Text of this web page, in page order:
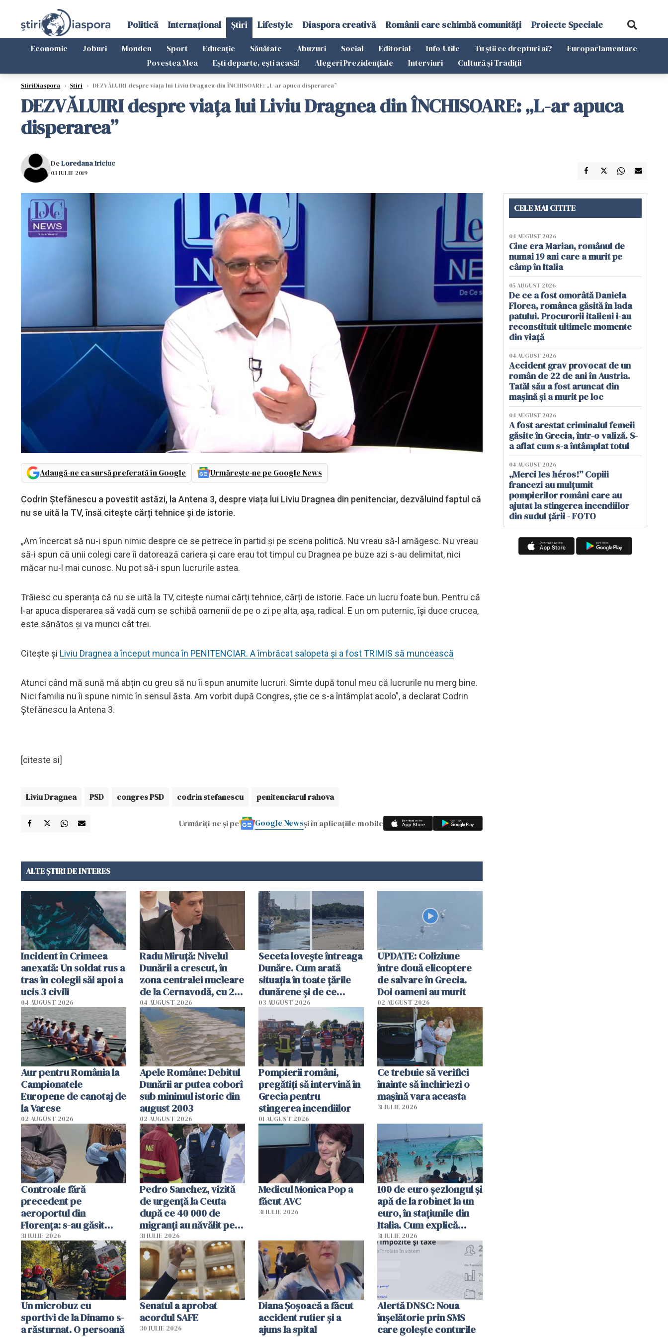
Politică Internațional Știri Lifestyle Diaspora creativă Românii care schimbă comunități Proiecte Speciale
Economie Joburi Monden Sport Educație Sănătate Abuzuri Social Editorial Info-Utile Tu știi ce drepturi ai?
Europarlamentare
Povestea Mea
Ești departe, ești acasă! Alegeri Prezidențiale Interviuri Cultură și Tradiții
StiriDiaspora › Știri › DEZVĂLUIRI despre viața lui Liviu Dragnea din ÎNCHISOARE: „L-ar apuca disperarea”
DEZVĂLUIRI despre viața lui Liviu Dragnea din ÎNCHISOARE: „L-ar apuca
disperarea”
DeLoredana Iriciuc
03 IULIE 2019
Adaugă-ne ca sursă preferată în Google Urmărește-ne pe Google News
Codrin Ștefănescu a povestit astăzi, la Antena 3, despre viața lui Liviu Dragnea din penitenciar, dezvăluind faptul că
nu se uită la TV, însă citește cărți tehnice și de istorie.
„Am încercat să nu-i spun nimic despre ce se petrece în partid și pe scena politică. Nu vreau să-l amăgesc. Nu vreau
să-i spun că unii colegi care îi datorează cariera și care erau tot timpul cu Dragnea pe buze azi s-au delimitat, nici
măcar nu-l mai cunosc. Nu pot să-i spun lucrurile astea.
Trăiesc cu speranța că nu se uită la TV, citește numai cărți tehnice, cărți de istorie. Face un lucru foate bun. Pentru că
l-ar apuca disperarea să vadă cum se schibă oamenii de pe o zi pe alta, așa, radical. E un om puternic, își duce crucea,
este sănătos și va munci cât trei.
Citește și Liviu Dragnea a început munca în PENITENCIAR. A îmbrăcat salopeta și a fost TRIMIS să muncească
Atunci când mă sună mă abțin cu greu să nu îi spun anumite lucruri. Simte după tonul meu că lucrurile nu merg bine.
Nici familia nu îi spune nimic în sensul ăsta. Am vorbit după Congres, știe ce s-a întâmplat acolo”, a declarat Codrin
Ștefănescu la Antena 3.
[citeste si]
Liviu Dragnea PSD congres PSD codrin stefanescu penitenciarul rahova
Urmăriți-ne și pe Google Newsși în aplicațiile mobile
ALTE ȘTIRI DE INTERES
Incident în Crimeea
anexată: Un soldat rus a
tras în colegii săi apoi a
ucis 3 civili
04 AUGUST 2026
Radu Miruţă: Nivelul
Dunării a crescut, în
zona centralei nucleare
de la Cernavodă, cu 2
cm faţă de ziua trecută
04 AUGUST 2026
Seceta lovește întreaga
Dunăre. Cum arată
situația în toate țările
dunărene și de ce
România resimte
efectele, deși a plouat
în iulie
03 AUGUST 2026
UPDATE: Coliziune
între două elicoptere
de salvare în Grecia.
Doi oameni au murit
02 AUGUST 2026
Aur pentru România la
Campionatele
Europene de canotaj de
la Varese
02 AUGUST 2026
Apele Române: Debitul
Dunării ar putea coborî
sub minimul istoric din
august 2003
02 AUGUST 2026
Pompierii români,
pregătiţi să intervină în
Grecia pentru
stingerea incendiilor
01 AUGUST 2026
Ce trebuie să verifici
înainte să închiriezi o
mașină vara aceasta
31 IULIE 2026
Controale fără
precedent pe
aeroportul din
Florența: s-au găsit
capete de aligator și o
sumă imensă de bani
31 IULIE 2026
Pedro Sanchez, vizită
de urgență la Ceuta
după ce 40 000 de
migranți au năvălit pe
teritoriul spaniol: „Vom
mobiliza toate
resursele"
31 IULIE 2026
Medicul Monica Pop a
făcut AVC
31 IULIE 2026
100 de euro șezlongul și
apă de la robinet la un
euro, în stațiunile din
Italia. Cum explică
autoritățile
31 IULIE 2026
Un microbuz cu
sportivi de la Dinamo s-
a răsturnat. O persoană
Senatul a aprobat
acordul SAFE
30 IULIE 2026
Diana Șoșoacă a făcut
accident rutier și a
ajuns la spital
Alertă DNSC: Noua
înșelătorie prin SMS
care golește conturile
CELE MAI CITITE
04 AUGUST 2026
Cine era Marian, românul de
numai 19 ani care a murit pe
câmp în Italia
05 AUGUST 2026
De ce a fost omorâtă Daniela
Florea, românca găsită în lada
patului. Procurorii italieni i-au
reconstituit ultimele momente
din viață
04 AUGUST 2026
Accident grav provocat de un
român de 22 de ani în Austria.
Tatăl său a fost aruncat din
mașină și a murit pe loc
04 AUGUST 2026
A fost arestat criminalul femeii
găsite în Grecia, într-o valiză. S-
a aflat cum s-a întâmplat totul
04 AUGUST 2026
„Merci les héros!” Copiii
francezi au mulțumit
pompierilor români care au
ajutat la stingerea incendiilor
din sudul țării - FOTO